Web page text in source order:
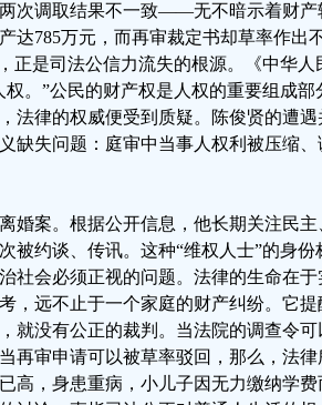
次调取结果不一致——无不暗示着财产
达785万元，而再审裁定书却草率作出
正是司法公信力流失的根源。《中华人
。”公民的财产权是人权的重要组成部
法律的权威便受到质疑。陈俊贤的遭遇
缺失问题：庭审中当事人权利被压缩、
婚案。根据公开信息，他长期关注民主
约谈、传讯。这种“维权人士”的身份
社会必须正视的问题。法律的生命在于
，远不止于一个家庭的财产纠纷。它提
就没有公正的裁判。当法院的调查令可
再审申请可以被草率驳回，那么，法律
高，身患重病，小儿子因无力缴纳学费